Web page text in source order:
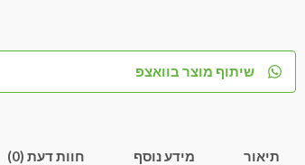
שיתוף מוצר בוואצפ
תיאור מידע נוסף חוות דעת (0)